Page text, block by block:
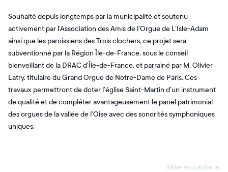
Souhaité depuis longtemps par la municipalité et soutenu
activement par l’Association des Amis de l’Orgue de L’Isle-Adam
ainsi que les paroissiens des Trois clochers, ce projet sera
subventionné par la Région Île-de-France, sous le conseil
bienveillant de la DRAC d’Île-de-France, et parrainé par M. Olivier
Latry, titulaire du Grand Orgue de Notre-Dame de Paris. Ces
travaux permettront de doter l’église Saint-Martin d’un instrument
de qualité et de compléter avantageusement le panel patrimonial
des orgues de la vallée de l’Oise avec des sonorités symphoniques
uniques.
Mise en cache le